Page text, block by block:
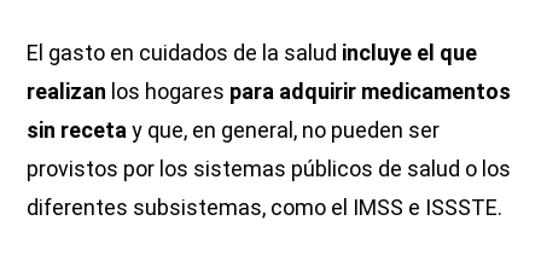
El gasto en cuidados de la salud incluye el que
realizan los hogares para adquirir medicamentos
sin recetay que, en general, no pueden ser
provistos por los sistemas públicos de salud o los
diferentes subsistemas, como el IMSS e ISSSTE.